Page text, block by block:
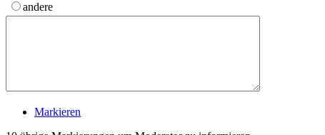
andere
Markieren